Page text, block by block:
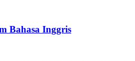
Bahasa Inggris